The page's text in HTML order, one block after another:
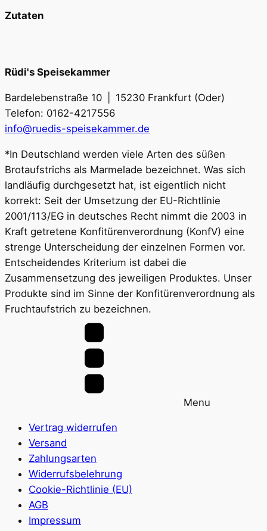
Zutaten
Rüdi's Speisekammer
Bardelebenstraße 10 | 15230 Frankfurt (Oder)
Telefon: 0162-4217556
info@ruedis-speisekammer.de
*In Deutschland werden viele Arten des süßen
Brotaufstrichs als Marmelade bezeichnet. Was sich
landläufig durchgesetzt hat, ist eigentlich nicht
korrekt: Seit der Umsetzung der EU-Richtlinie
2001/113/EG in deutsches Recht nimmt die 2003 in
Kraft getretene Konfitürenverordnung (KonfV) eine
strenge Unterscheidung der einzelnen Formen vor.
Entscheidendes Kriterium ist dabei die
Zusammensetzung des jeweiligen Produktes. Unser
Produkte sind im Sinne der Konfitürenverordnung als
Fruchtaufstrich zu bezeichnen.
Menu
Vertrag widerrufen
Versand
Zahlungsarten
Widerrufsbelehrung
Cookie-Richtlinie (EU)
AGB
Impressum